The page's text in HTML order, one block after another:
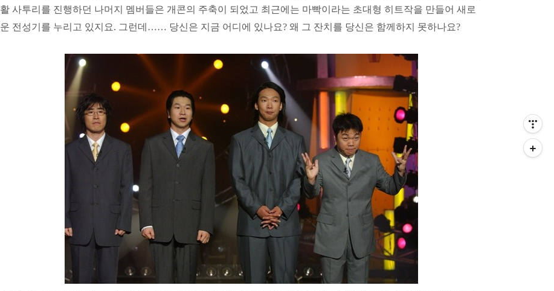
활 사투리를 진행하던 나머지 멤버들은 개콘의 주축이 되었고 최근에는 마빡이라는 초대형 히트작을 만들어 새로
운 전성기를 누리고 있지요. 그런데 …… 당신은 지금 어디에 있나요? 왜 그 잔치를 당신은 함께하지 못하나요?